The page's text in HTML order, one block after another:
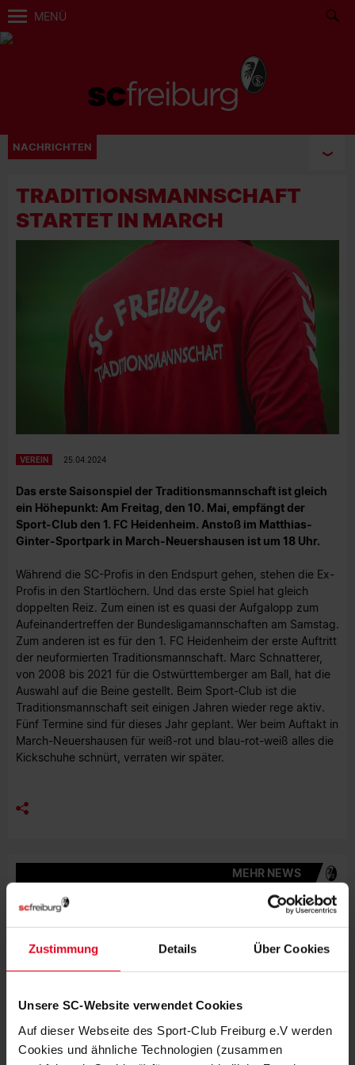
Zustimmung Details Über Cookies
Unsere SC-Website verwendet Cookies
Auf dieser Webseite des Sport-Club Freiburg e.V werden
Cookies und ähnliche Technologien (zusammen
MENÜ
NACHRICHTEN
TRADITIONSMANNSCHAFT
STARTET IN MARCH
VEREIN 25.04.2024
Das erste Saisonspiel der Traditionsmannschaft ist gleich
ein Höhepunkt: Am Freitag, den 10. Mai, empfängt der
Sport-Club den 1. FC Heidenheim. Anstoß im Matthias-
Ginter-Sportpark in March-Neuershausen ist um 18 Uhr.
Während die SC-Profis in den Endspurt gehen, stehen die Ex-
Profis in den Startlöchern. Und das erste Spiel hat gleich
doppelten Reiz. Zum einen ist es quasi der Aufgalopp zum
Aufeinandertreffen der Bundesligamannschaften am Samstag.
Zum anderen ist es für den 1. FC Heidenheim der erste Auftritt
der neuformierten Traditionsmannschaft. Marc Schnatterer,
von 2008 bis 2021 für die Ostwürttemberger am Ball, hat die
Auswahl auf die Beine gestellt. Beim Sport-Club ist die
Traditionsmannschaft seit einigen Jahren wieder rege aktiv.
Fünf Termine sind für dieses Jahr geplant. Wer beim Auftakt in
March-Neuershausen für weiß-rot und blau-rot-weiß alles die
Kickschuhe schnürt, verraten wir später.
MEHR NEWS
BEWEGUNG, MEDIENBILDUNG UND
EFOOTBALL
31.07.2026
30.07.2026
PHILIPP LIENHART IM PODCAST-